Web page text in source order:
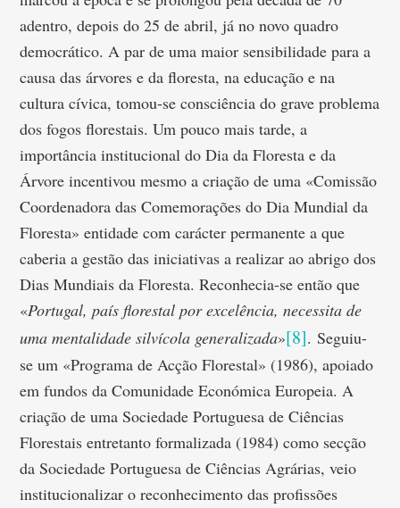
adentro, depois do 25 de abril, já no novo quadro
democrático. A par de uma maior sensibilidade para a
causa das árvores e da floresta, na educação e na
cultura cívica, tomou-se consciência do grave problema
dos fogos florestais. Um pouco mais tarde, a
importância institucional do Dia da Floresta e da
Árvore incentivou mesmo a criação de uma «Comissão
Coordenadora das Comemorações do Dia Mundial da
Floresta» entidade com carácter permanente a que
caberia a gestão das iniciativas a realizar ao abrigo dos
Dias Mundiais da Floresta. Reconhecia-se então que
«Portugal, país florestal por excelência, necessita de
uma mentalidade silvícola generalizada»[8]. Seguiu-
se um «Programa de Acção Florestal» (1986), apoiado
em fundos da Comunidade Económica Europeia. A
criação de uma Sociedade Portuguesa de Ciências
Florestais entretanto formalizada (1984) como secção
da Sociedade Portuguesa de Ciências Agrárias, veio
institucionalizar o reconhecimento das profissões